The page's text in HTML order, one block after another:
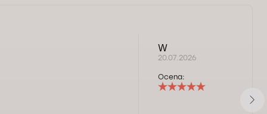
W
20.07.2026
Ocena: